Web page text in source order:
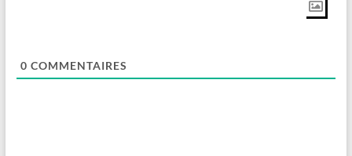
0 COMMENTAIRES